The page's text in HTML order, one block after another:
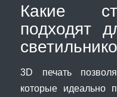
Какие
подходят
3D печать
которые идеально